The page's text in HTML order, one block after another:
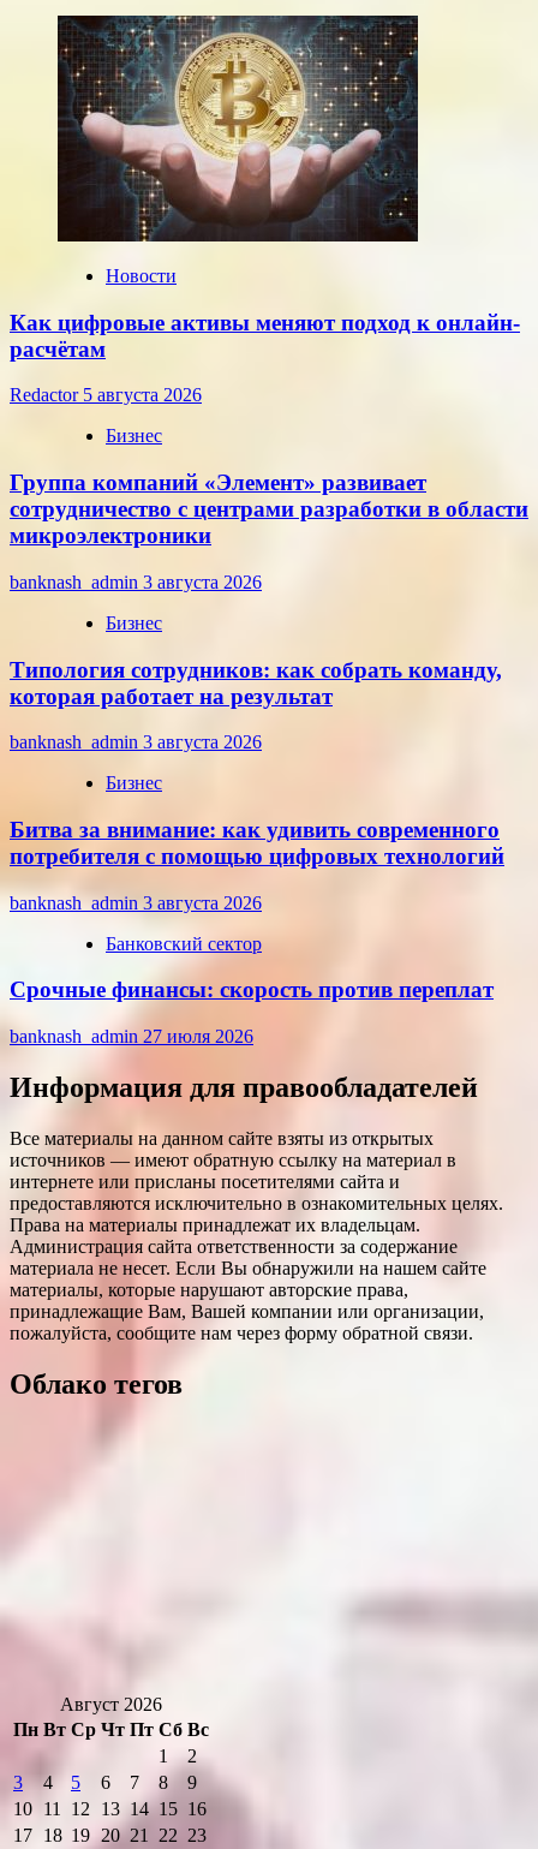
и
евро,
установленные
ЦБ
РФ
на
среду,
22
июля
2026
года
Новости
Как цифровые активы меняют подход к онлайн-
расчётам
Redactor 5 августа 2026
Бизнес
Группа компаний «Элемент» развивает
сотрудничество с центрами разработки в области
микроэлектроники
banknash_admin 3 августа 2026
Бизнес
Типология сотрудников: как собрать команду,
которая работает на результат
banknash_admin 3 августа 2026
Бизнес
Битва за внимание: как удивить современного
потребителя с помощью цифровых технологий
banknash_admin 3 августа 2026
Банковский сектор
Срочные финансы: скорость против переплат
banknash_admin 27 июля 2026
Информация для правообладателей
Все материалы на данном сайте взяты из открытых
источников — имеют обратную ссылку на материал в
интернете или присланы посетителями сайта и
предоставляются исключительно в ознакомительных целях.
Права на материалы принадлежат их владельцам.
Администрация сайта ответственности за содержание
материала не несет. Если Вы обнаружили на нашем сайте
материалы, которые нарушают авторские права,
принадлежащие Вам, Вашей компании или организации,
пожалуйста, сообщите нам через форму обратной связи.
Облако тегов
Август 2026
Пн Вт Ср Чт Пт Сб Вс
1
2
3
4 5 6 7 8
9
10 11 12 13 14 15 16
17 18 19 20 21 22 23